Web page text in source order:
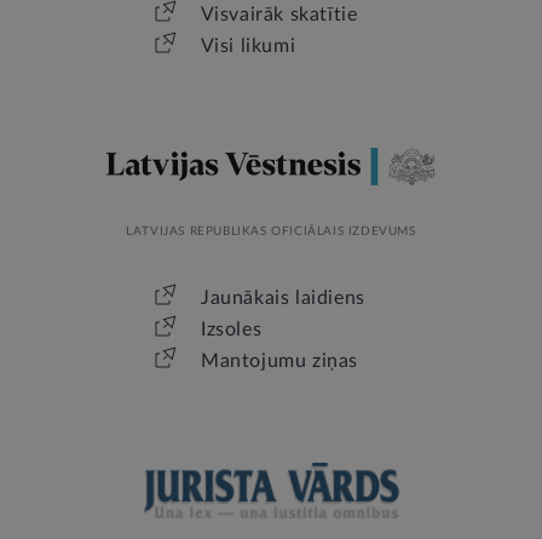
Visvairāk skatītie
Visi likumi
LATVIJAS REPUBLIKAS OFICIĀLAIS IZDEVUMS
Jaunākais laidiens
Izsoles
Mantojumu ziņas